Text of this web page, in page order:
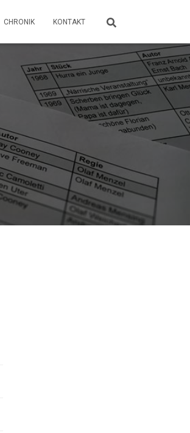
CHRONIK KONTAKT